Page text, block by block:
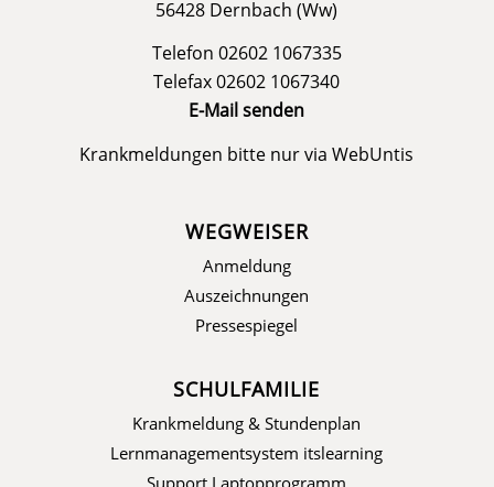
56428 Dernbach (Ww)
Telefon 02602 1067335
Telefax 02602 1067340
E-Mail senden
Krankmeldungen bitte nur viaWebUntis
WEGWEISER
Anmeldung
Auszeichnungen
Pressespiegel
SCHULFAMILIE
Krankmeldung & Stundenplan
Lernmanagementsystem itslearning